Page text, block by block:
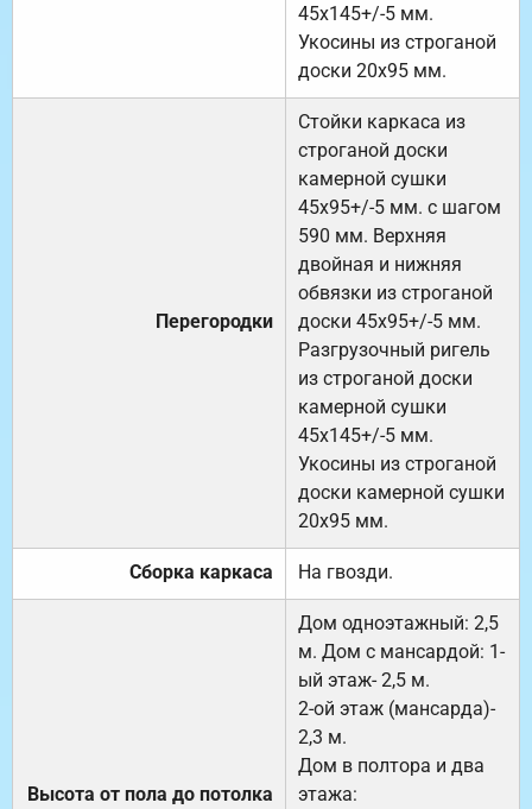
45х145+/-5 мм.
Укосины из строганой
доски 20х95 мм.
Перегородки
Стойки каркаса из
строганой доски
камерной сушки
45х95+/-5 мм. с шагом
590 мм. Верхняя
двойная и нижняя
обвязки из строганой
доски 45х95+/-5 мм.
Разгрузочный ригель
из строганой доски
камерной сушки
45х145+/-5 мм.
Укосины из строганой
доски камерной сушки
20х95 мм.
Сборка каркаса На гвозди.
Высота от пола до потолка
Дом одноэтажный: 2,5
м. Дом с мансардой: 1-
ый этаж- 2,5 м.
2-ой этаж (мансарда)-
2,3 м.
Дом в полтора и два
этажа: